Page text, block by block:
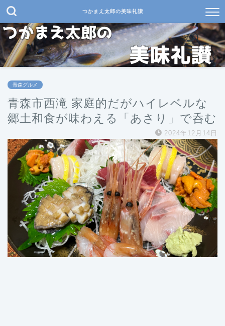
つかまえ太郎の美味礼讃
青森グルメ
青森市西滝 家庭的だがハイレベルな
郷土和食が味わえる「あさり」で呑む
2024年12月14日